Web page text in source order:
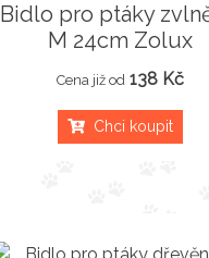
Bidlo pro ptáky
M 24cm Zolux
Cena již od 138 Kč
Chci koupit